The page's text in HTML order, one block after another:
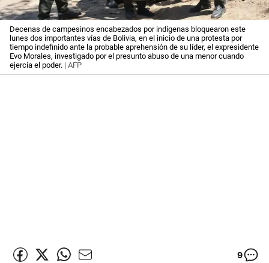
Decenas de campesinos encabezados por indígenas bloquearon este
lunes dos importantes vías de Bolivia, en el inicio de una protesta por
tiempo indefinido ante la probable aprehensión de su líder, el expresidente
Evo Morales, investigado por el presunto abuso de una menor cuando
ejercía el poder. | AFP
9